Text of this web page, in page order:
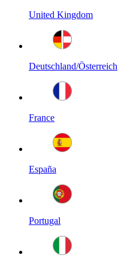
United Kingdom
Deutschland/Österreich
France
España
Portugal